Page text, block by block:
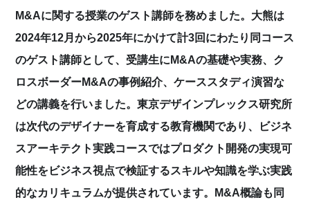
M&Aに関する授業のゲスト講師を務めました。大熊は
2024年12月から2025年にかけて計3回にわたり同コース
のゲスト講師として、受講生にM&Aの基礎や実務、ク
ロスボーダーM&Aの事例紹介、ケーススタディ演習な
どの講義を行いました。東京デザインプレックス研究所
は次代のデザイナーを育成する教育機関であり、ビジネ
スアーキテクト実践コースではプロダクト開発の実現可
能性をビジネス視点で検証するスキルや知識を学ぶ実践
的なカリキュラムが提供されています。M&A概論も同